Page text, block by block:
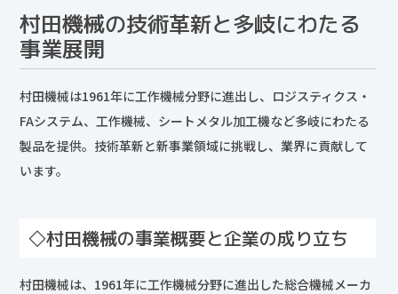
村田機械の技術革新と多岐にわたる
事業展開
村田機械は1961年に工作機械分野に進出し、ロジスティクス・
FAシステム、工作機械、シートメタル加工機など多岐にわたる
製品を提供。技術革新と新事業領域に挑戦し、業界に貢献して
います。
◇村田機械の事業概要と企業の成り立ち
村田機械は、1961年に工作機械分野に進出した総合機械メーカ